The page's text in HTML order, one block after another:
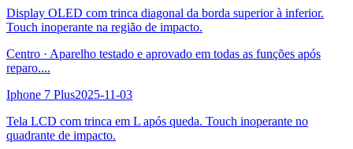
Display OLED com trinca diagonal da borda superior à inferior.
Touch inoperante na região de impacto.
Centro · Aparelho testado e aprovado em todas as funções após
reparo....
Iphone 7 Plus2025-11-03
Tela LCD com trinca em L após queda. Touch inoperante no
quadrante de impacto.